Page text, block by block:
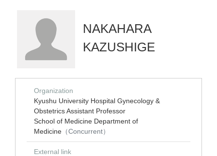
NAKAHARA
KAZUSHIGE
Organization
Kyushu University Hospital Gynecology &
Obstetrics Assistant Professor
School of Medicine Department of
Medicine （Concurrent）
External link